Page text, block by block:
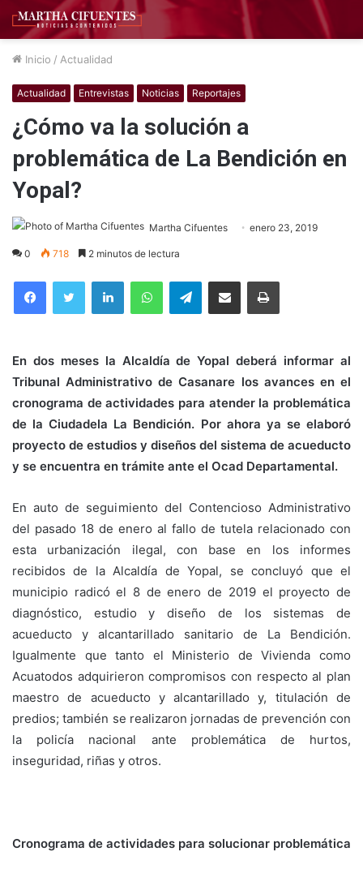
Inicio / Actualidad
Actualidad Entrevistas Noticias Reportajes
¿Cómo va la solución a
problemática de La Bendición en
Yopal?
Martha Cifuentes enero 23, 2019
0 718 2 minutos de lectura
FacebookTwitter LinkedInWhatsAppTelegramCompartir por correo electrónicoImprimir
En dos meses la Alcaldía de Yopal deberá informar al
Tribunal Administrativo de Casanare los avances en el
cronograma de actividades para atender la problemática
de la Ciudadela La Bendición. Por ahora ya se elaboró
proyecto de estudios y diseños del sistema de acueducto
y se encuentra en trámite ante el Ocad Departamental.
En auto de seguimiento del Contencioso Administrativo
del pasado 18 de enero al fallo de tutela relacionado con
esta urbanización ilegal, con base en los informes
recibidos de la Alcaldía de Yopal, se concluyó que el
municipio radicó el 8 de enero de 2019 el proyecto de
diagnóstico, estudio y diseño de los sistemas de
acueducto y alcantarillado sanitario de La Bendición.
Igualmente que tanto el Ministerio de Vivienda como
Acuatodos adquirieron compromisos con respecto al plan
maestro de acueducto y alcantarillado y, titulación de
predios; también se realizaron jornadas de prevención con
la policía nacional ante problemática de hurtos,
inseguridad, riñas y otros.
Cronograma de actividades para solucionar problemática